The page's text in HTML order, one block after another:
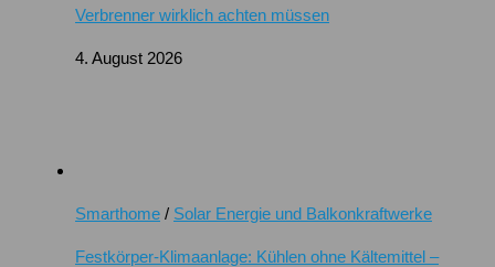
Verbrenner wirklich achten müssen
4. August 2026
Smarthome / Solar Energie und Balkonkraftwerke
Festkörper-Klimaanlage: Kühlen ohne Kältemittel –